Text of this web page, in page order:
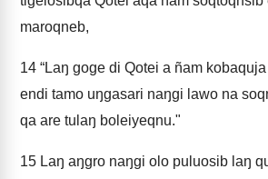
maroqneb,
14 “Laŋ goge di Qotei a ñam
endi tamo uŋgasari naŋgi lawo na
qa are tulaŋ boleiyeqnu."
15 Laŋ aŋgro naŋgi olo puluosib laŋ